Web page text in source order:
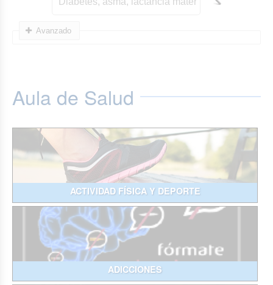
Avanzado
Aula de Salud
ACTIVIDAD FÍSICA Y DEPORTE
ADICCIONES